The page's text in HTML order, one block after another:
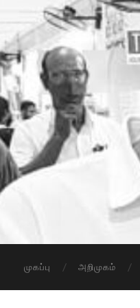
முகப்பு அறிமுகம்